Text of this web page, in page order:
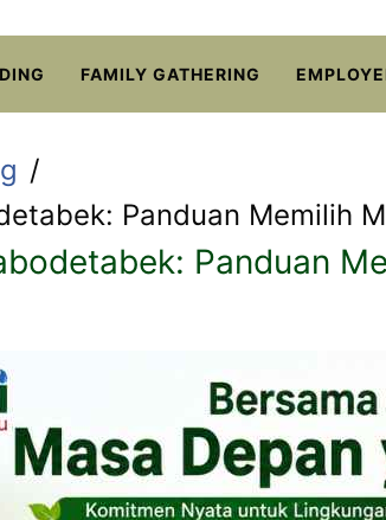
FAMILY GATHERING
Panduan Memilih
Panduan